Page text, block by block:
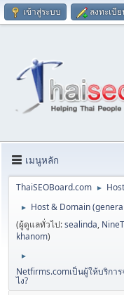
เข้าสู่ระบบ ลงทะเบี
เมนูหลัก
ThaiSEOBoard.com ►
►
Host & Domain
(ผู้ดูแลทั่วไป:sealinda,
khanom)
►
Netfirms.comเป็นผู้ให้บริกา
ไง?